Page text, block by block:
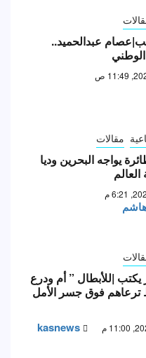
عبدالحميد..
مقالات
يواجه البحرين وديا
يكتب |للأبطال ” أم ودرع
فوق جسر الأمل
kasnews